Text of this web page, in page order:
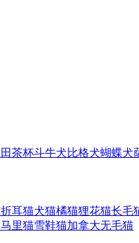
茶杯斗牛犬比格犬蝴蝶犬
折耳猫犬猫橘猫狸花猫长毛
里猫雪鞋猫加拿大无毛猫